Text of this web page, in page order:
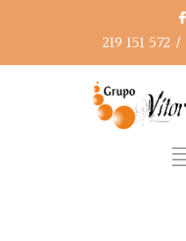
219 151 572 /